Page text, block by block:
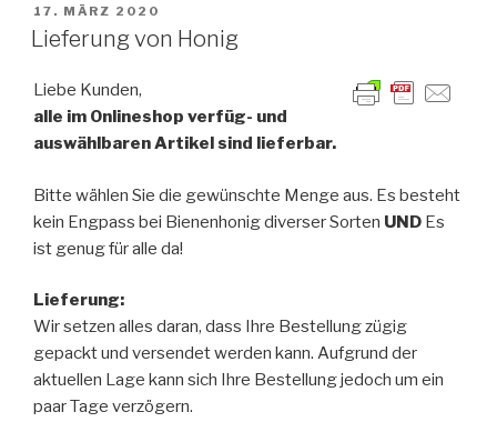
VERÖFFENTLICHT
AM
17. MÄRZ 2020
Lieferung von Honig
Liebe Kunden,
alle im Onlineshop verfüg- und
auswählbaren Artikel sind lieferbar.
Bitte wählen Sie die gewünschte Menge aus. Es besteht
kein Engpass bei Bienenhonig diverser Sorten UND Es
ist genug für alle da!
Lieferung:
Wir setzen alles daran, dass Ihre Bestellung zügig
gepackt und versendet werden kann. Aufgrund der
aktuellen Lage kann sich Ihre Bestellung jedoch um ein
paar Tage verzögern.